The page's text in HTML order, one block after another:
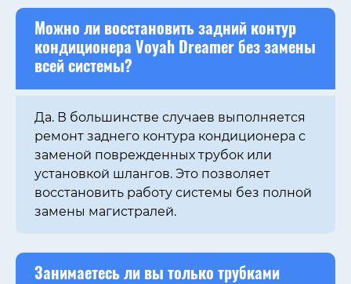
Можно ли восстановить задний контур
кондиционера Voyah Dreamer без замены
всей системы?
Да. В большинстве случаев выполняется
ремонт заднего контура кондиционера с
заменой поврежденных трубок или
установкой шлангов. Это позволяет
восстановить работу системы без полной
замены магистралей.
Занимаетесь ли вы только трубками